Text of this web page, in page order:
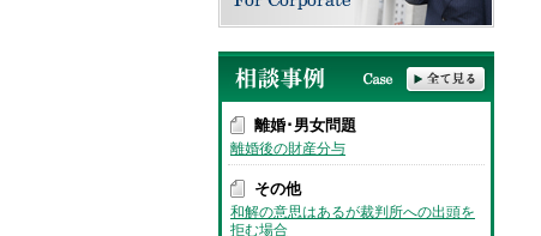
離婚･男女問題
離婚後の財産分与
その他
和解の意思はあるが裁判所への出頭を
拒む場合